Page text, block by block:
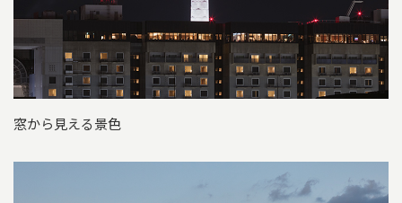
窓から見える景色